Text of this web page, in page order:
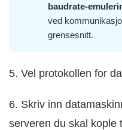
baudrate-
ved
grensesnitt.
5. Vel protokollen for
6. Skriv inn
serveren du skal kople